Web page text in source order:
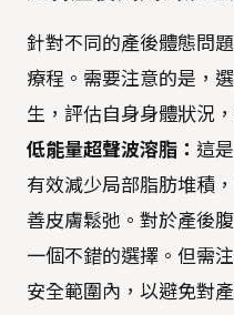
針對不同的產後體態問
療程。需要注意的是，
生，評估自身身體狀況
低能量超聲波溶脂： 這
有效減少局部脂肪堆積
善皮膚鬆弛。對於產後
一個不錯的選擇。但需
安全範圍內，以避免對